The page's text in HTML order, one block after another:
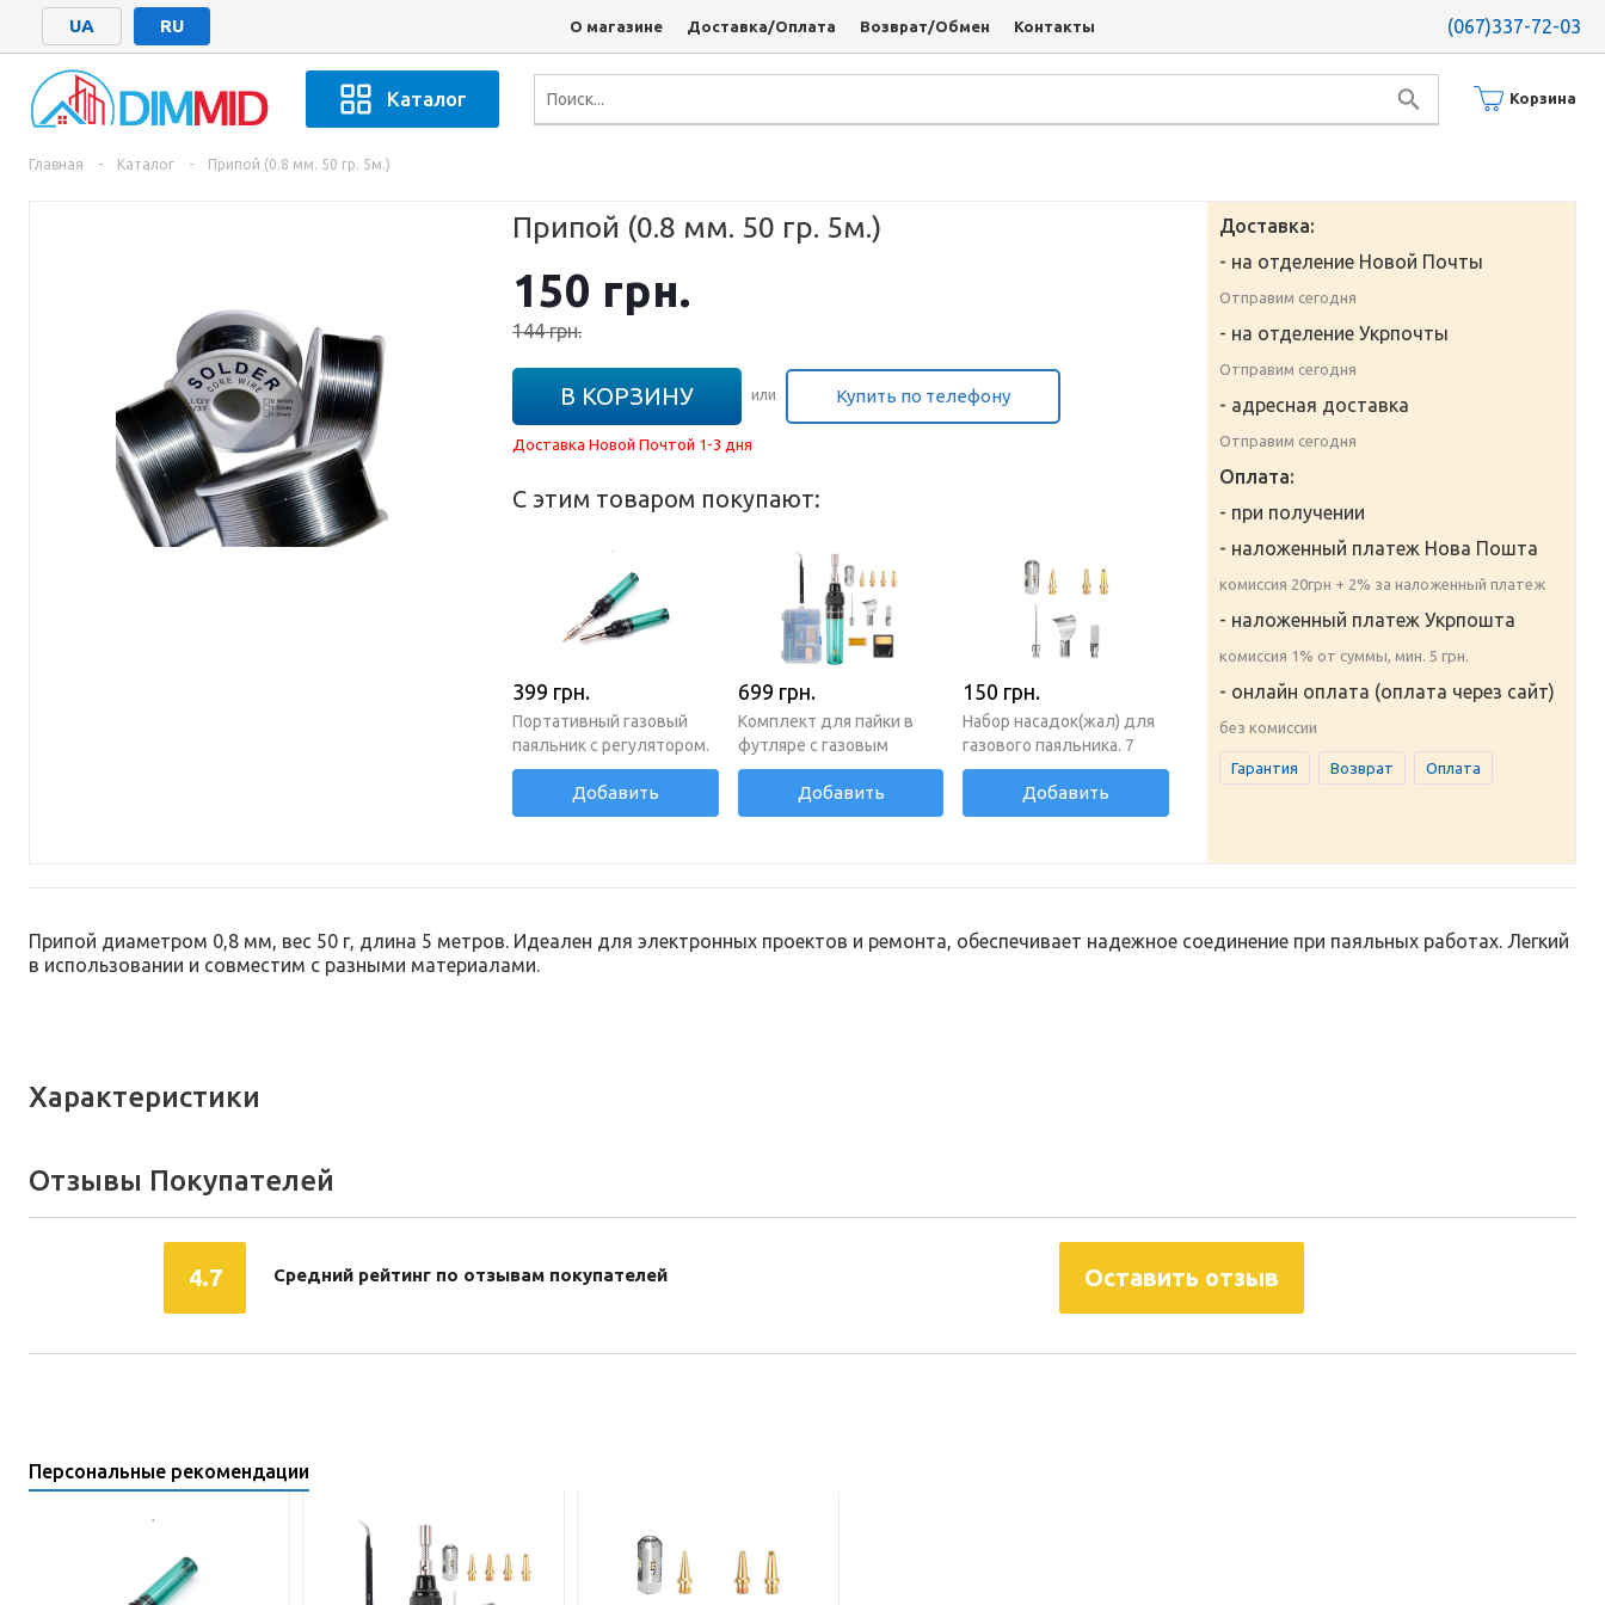
UA RU О магазине Доставка/Оплата Возврат/Обмен Контакты (067)337-72-03
Каталог Корзина
Главная - Каталог - Припой (0.8 мм. 50 гр. 5м.)
Припой (0.8 мм. 50 гр. 5м.)
150 грн.
144грн.
В КОРЗИНУ или Купить по телефону
Доставка Новой Почтой 1-3 дня
С этим товаром покупают:
399 грн.
Портативный газовый
паяльник с регулятором.
Насадки в комплекте
Добавить
699 грн.
Комплект для пайки в
футляре с газовым
паяльником
Добавить
150 грн.
Набор насадок(жал) для
газового паяльника. 7
деталей
Добавить
Доставка:
- на отделение Новой Почты
Отправим сегодня
- на отделение Укрпочты
Отправим сегодня
- адресная доставка
Отправим сегодня
Оплата:
- при получении
- наложенный платеж Нова Пошта
комиссия 20грн + 2% за наложенный платеж
- наложенный платеж Укрпошта
комиссия 1% от суммы, мин. 5 грн.
- онлайн оплата (оплата через сайт)
без комиссии
Гарантия Возврат Оплата
Припой диаметром 0,8 мм, вес 50 г, длина 5 метров. Идеален для электронных проектов и ремонта, обеспечивает надежное соединение при паяльных работах. Легкий
в использовании и совместим с разными материалами.
Характеристики
Отзывы Покупателей
4.7 Средний рейтинг по отзывам покупателей Оставить отзыв
Персональные рекомендации